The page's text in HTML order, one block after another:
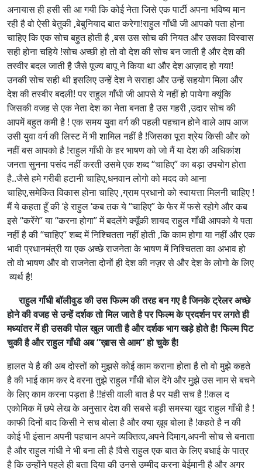
अनायास ही हसी सी आ गयी कि कोई नेता जिसे एक पार्टी अपना भविष्य मान
रही है वो ऐसी बेतुकी ,बेबुनियाद बात करेगा!राहुल गाँधी जी आपको पता होना
चाहिए कि एक सोच बहुत होती है ,बस उस सोच की नियत और उसका विस्वास
सही होना चहिये !सोच अच्छी हो तो वो देश की सोच बन जाती है और देश की
तस्वीर बदल जाती है जैसे पूज्य बापू ने किया था और देश आज़ाद हो गया!
उनकी सोच सही थी इसलिए उन्हें देश ने सराहा और उन्हें सहयोग मिला और
देश की तस्वीर बदली! पर राहुल गाँधी जी आपसे ये नहीं हो पायेगा क्यूंकि
जिसकी वजह से एक नेता देश का नेता बनता है उस गहरी ,उदार सोच की
आपमें बहुत कमी है ! एक समय युवा वर्ग की पहली पहचान होने वाले आप आज
उसी युवा वर्ग की लिस्ट में भी शामिल नहीं है !जिसका पूरा श्रेय किसी और को
नहीं बस आपको है !राहुल गाँधी के हर भाषण को जो मैं या देश की अधिकांश
जनता सुनना पसंद नहीं करती उसमे एक शब्द “चाहिए” का बड़ा उपयोग होता
है..जैसे हमे गरीबी हटानी चाहिए,धनवान लोगो को मदद को आना
चाहिए,समेकित विकास होना चाहिए ,ग्राम प्रधानो को स्वायत्ता मिलनी चाहिए !
मैं ये कहता हूँ की ‘हे राहुल ‘कब तक ये “चाहिए” के फेर में फसे रहोगे और कब
इसे “करेंगे” या “करना होगा” में बदलेंगे क्यूँकी शायद राहुल गाँधी आपको ये पता
नहीं है की “चाहिए” शब्द में निश्चितता नहीं होती ,कि काम होगा या नहीं और एक
भावी प्रधानमंत्री या एक अच्छे राजनेता के भाषण में निश्चितता का अभाव हो
तो वो भाषण और वो राजनेता दोनों ही देश की नज़र से और देश के लोगो के लिए
व्यर्थ है!
राहुल गाँधी बॉलीवुड की उस फिल्म की तरह बन गए है जिनके ट्रेलर अच्छे
होने की वजह से उन्हें दर्शक तो मिल जाते है पर फिल्म के प्रदर्शन पर लगते ही
मध्यांतर में ही उसकी पोल खुल जाती है और दर्शक भाग खड़े होते है! फिल्म पिट
चुकी है और राहुल गाँधी अब “ख़ास से आम” हो चुके है!
हालत ये है की अब दोस्तों को मुझसे कोई काम कराना होता है तो वो मुझे कहते
है की भाई काम कर दे वरना तुझे राहुल गाँधी बोल देंगे और मुझे उस नाम से बचने
के लिए काम करना पड़ता है !!हंसी वाली बात है पर यही सच है !!कल द
एकोमिक में छपे लेख के अनुसार देश की सबसे बड़ी समस्या खुद राहुल गाँधी है !
काफी दिनों बाद किसी ने सच बोला है और क्या ख़ूब बोला है !कहते है न की
कोई भी इंसान अपनी पहचान अपने व्यक्तित्व,अपने दिमाग,अपनी सोच से बनाता
है और राहुल गांधी ने भी बना ली है !वैसे राहुल एक बात के लिए बधाई के पात्र
है कि उन्होंने पहले ही बता दिया की उनसे उम्मीद करना बेईमानी है और अगर